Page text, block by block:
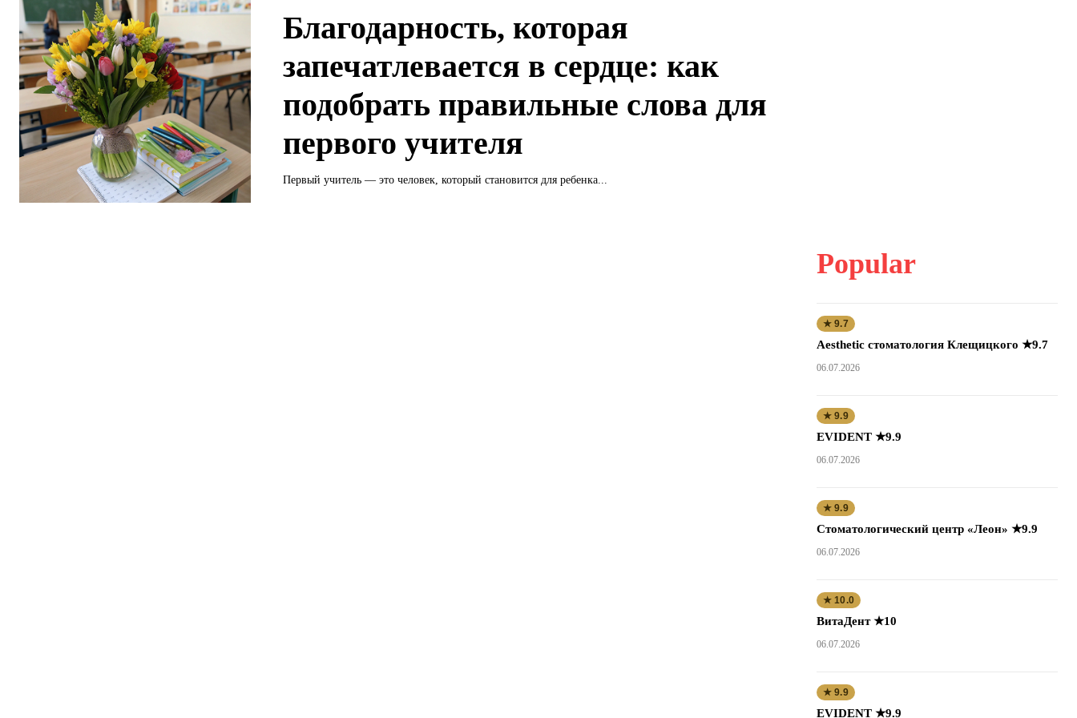
Благодарность, которая
запечатлевается в сердце: как
подобрать правильные слова для
первого учителя
Первый учитель — это человек, который становится для ребенка...
Popular
★ 9.7
Aesthetic стоматология Клещицкого ★9.7
06.07.2026
★ 9.9
EVIDENT ★9.9
06.07.2026
★ 9.9
Стоматологический центр «Леон» ★9.9
06.07.2026
★ 10.0
ВитаДент ★10
06.07.2026
★ 9.9
EVIDENT ★9.9